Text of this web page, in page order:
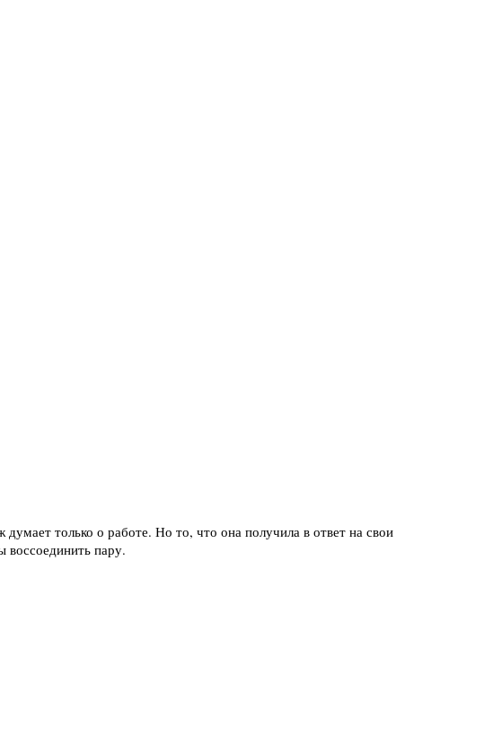
только о работе. Но то, что она получила в ответ на свои
воссоединить пару.